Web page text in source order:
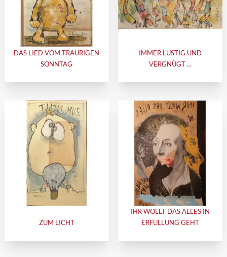
DAS LIED VOM TRAURIGEN
SONNTAG
IMMER LUSTIG UND
VERGNÜGT ...
ZUM LICHT
IHR WOLLT DAS ALLES IN
ERFÜLLUNG GEHT